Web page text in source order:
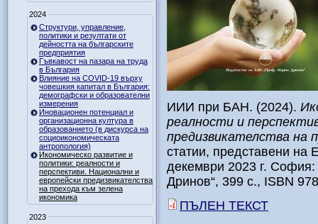
2024
Структури, управление,
политики и резултати от
дейността на българските
предприятия
Гъвкавост на пазара на труда
в България
Влияние на COVID-19 върху
човешкия капитал в България:
демографски и образователни
измерения
Иновационен потенциал и
организационна култура в
образованието (в дискурса на
социоикономическата
антропология)
Икономическо развитие и
политики: реалности и
перспективи. Национални и
европейски предизвикателства
на прехода към зелена
икономика
2023
ИИИ при БАН. (2024).
реалности и
предизвикателства на
статии, представени на
декември 2023 г.
Дринов“, 399 с., ISBN
ПЪЛЕН ТЕКСТ